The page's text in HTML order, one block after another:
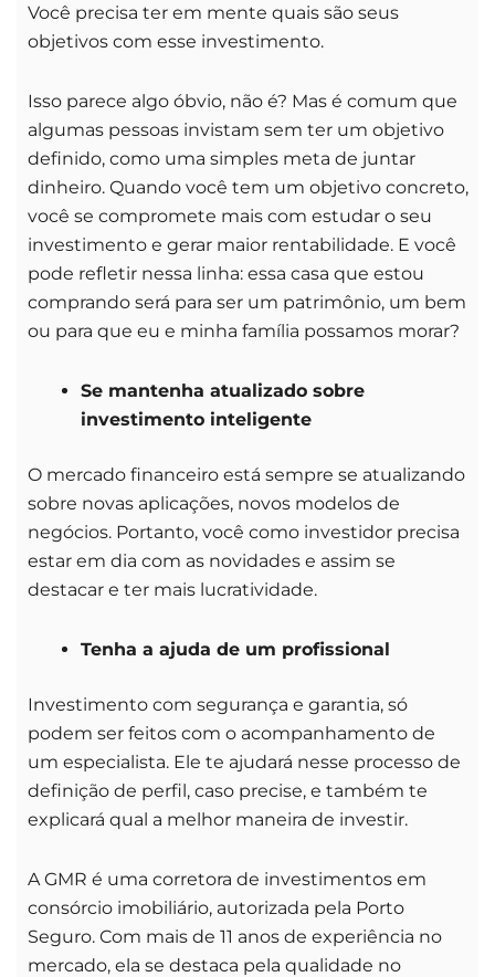
Você precisa ter em mente quais são seus
objetivos com esse investimento.
Isso parece algo óbvio, não é? Mas é comum que
algumas pessoas invistam sem ter um objetivo
definido, como uma simples meta de juntar
dinheiro. Quando você tem um objetivo concreto,
você se compromete mais com estudar o seu
investimento e gerar maior rentabilidade. E você
pode refletir nessa linha: essa casa que estou
comprando será para ser um patrimônio, um bem
ou para que eu e minha família possamos morar?
Se mantenha atualizado sobre
investimento inteligente
O mercado financeiro está sempre se atualizando
sobre novas aplicações, novos modelos de
negócios. Portanto, você como investidor precisa
estar em dia com as novidades e assim se
destacar e ter mais lucratividade.
Tenha a ajuda de um profissional
Investimento com segurança e garantia, só
podem ser feitos com o acompanhamento de
um especialista. Ele te ajudará nesse processo de
definição de perfil, caso precise, e também te
explicará qual a melhor maneira de investir.
A GMR é uma corretora de investimentos em
consórcio imobiliário, autorizada pela Porto
Seguro. Com mais de 11 anos de experiência no
mercado, ela se destaca pela qualidade no